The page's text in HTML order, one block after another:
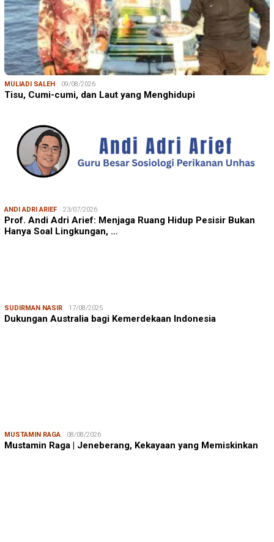
MULIADI SALEH 09/08/2026
Tisu, Cumi-cumi, dan Laut yang Menghidupi
ANDI ADRI ARIEF 23/07/2026
Prof. Andi Adri Arief: Menjaga Ruang Hidup Pesisir Bukan
Hanya Soal Lingkungan, …
SUDIRMAN NASIR 17/08/2025
Dukungan Australia bagi Kemerdekaan Indonesia
MUSTAMIN RAGA 08/08/2026
Mustamin Raga | Jeneberang, Kekayaan yang Memiskinkan